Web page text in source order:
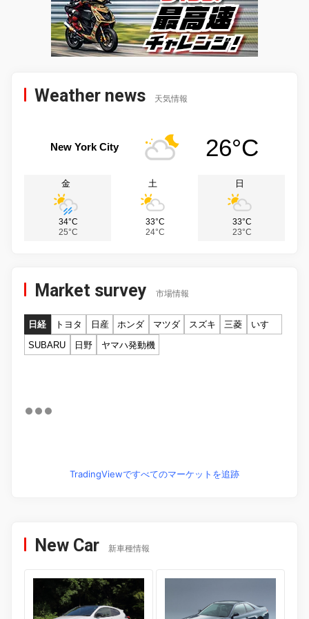
Weather news 天気情報
New York City 26°C
金
34°C
25°C
土
33°C
24°C
日
33°C
23°C
Market survey 市場情報
日経 トヨタ 日産 ホンダ マツダ スズキ 三菱
いすゞ
SUBARU
日野 ヤマハ発動機
TradingViewですべてのマーケットを追跡
New Car 新車種情報